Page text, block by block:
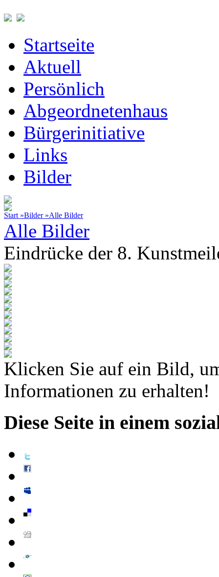
Startseite
Aktuell
Persönlich
Abgeordnetenhaus
Bürgerinitiative
Links
Bilder
Start »Bilder »Alle Bilder
Alle Bilder
Eindrücke der 8.
Klicken Sie auf ein Bild,
Informationen zu erhalten!
Diese Seite in einem